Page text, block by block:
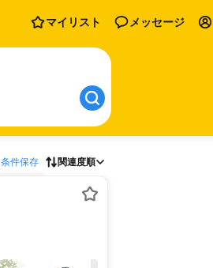
マイリスト メッセージ
条件保存 関連度順